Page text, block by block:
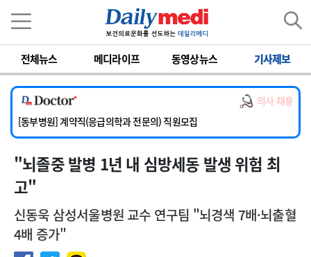
전체뉴스 메디라이프 동영상뉴스 기사제보
의사 채용
[서울아산병원] 2026년 하반기 인턴 모집
[영남대학교의료원] 마취통증의학과 임기제 임상의사 채용
[충남대학교병원] 소아청소년과(소아응급전담) 계약직 의사 공개채용
[동부병원] 계약직(응급의학과 전문의) 직원모집
[이대목동병원] 하반기 전공의(레지던트1년차) 모집
[서울아산병원] 2026년 하반기 인턴 모집
[영남대학교의료원] 마취통증의학과 임기제 임상의사 채용
"뇌졸중 발병 1년 내 심방세동 발생 위험 최
고"
신동욱 삼성서울병원 교수 연구팀 "뇌경색 7배·뇌출혈
4배 증가"